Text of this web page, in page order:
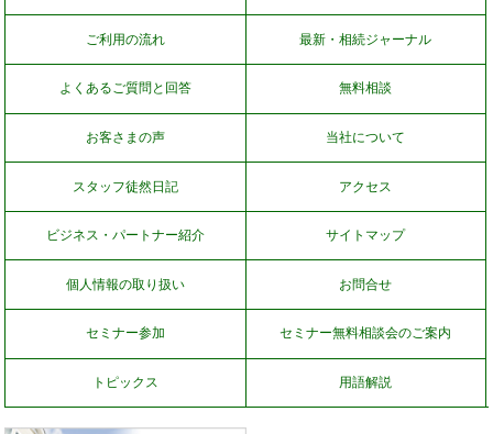
ご利用の流れ 最新・相続ジャーナル
よくあるご質問と回答 無料相談
お客さまの声 当社について
スタッフ徒然日記 アクセス
ビジネス・パートナー紹介 サイトマップ
個人情報の取り扱い お問合せ
セミナー参加 セミナー無料相談会のご案内
トピックス 用語解説